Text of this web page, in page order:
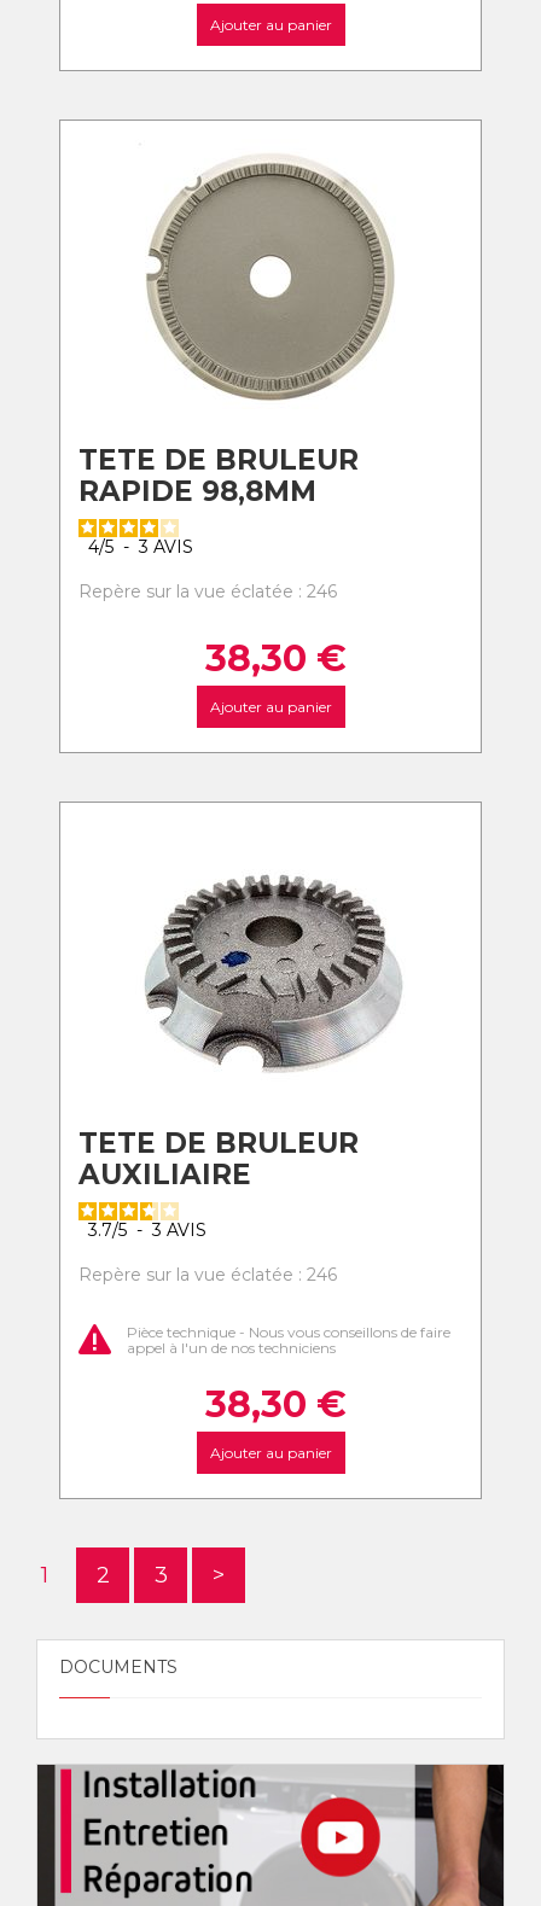
Ajouter au panier
TETE DE BRULEUR
RAPIDE 98,8MM
4/5 - 3 AVIS
Repère sur la vue éclatée : 246
38,30 €
Ajouter au panier
TETE DE BRULEUR
AUXILIAIRE
3.7/5 - 3 AVIS
Repère sur la vue éclatée : 246
Pièce technique - Nous vous conseillons de faire
appel à l'un de nos techniciens
38,30 €
Ajouter au panier
1 2 3 >
DOCUMENTS